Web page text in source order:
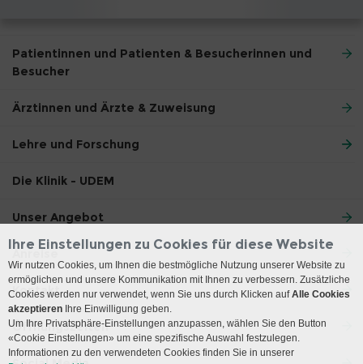
Patientinnen und Patienten & Besucherinnen und
Besucher
Ärztinnen und Ärzte & Zuweisung
Lehre und Forschung
Die Klinik - UDEM
Unser Angebot
Anreise
Kontakt
Öffnungszeiten
Ihre Einstellungen zu Cookies für diese Website
Wir nutzen Cookies, um Ihnen die bestmögliche Nutzung unserer Website zu
ermöglichen und unsere Kommunikation mit Ihnen zu verbessern. Zusätzliche
Cookies werden nur verwendet, wenn Sie uns durch Klicken aufAlle Cookies
akzeptieren Ihre Einwilligung geben.
Um Ihre Privatsphäre-Einstellungen anzupassen, wählen Sie den Button
«Cookie Einstellungen» um eine spezifische Auswahl festzulegen.
Informationen zu den verwendeten Cookies finden Sie in unserer